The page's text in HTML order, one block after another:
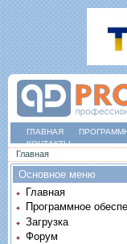
ГЛАВНАЯ
КОНТАКТЫ
Вы здесь
Главная
Основное меню
Главная
Программное
Загрузка
Форум